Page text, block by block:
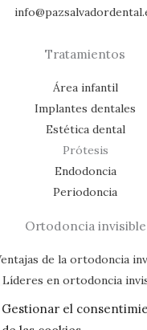
Gestionar el
Tratamientos
Área infantil
Implantes dentales
Estética dental
Prótesis
Endodoncia
Periodoncia
Ortodoncia invisible
de la ortodoncia
Líderes en ortodoncia
Casos de éxito
Mapa del lloc web